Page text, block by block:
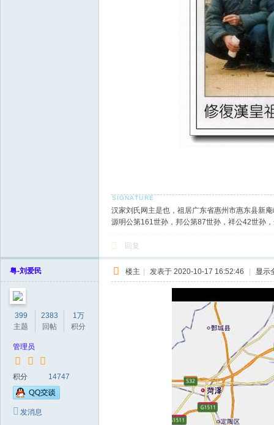
汉家刘氏网主是也，祖居广东省惠州市惠东县新
源明公第161世孙，邦公第87世孙，祥公42世孙
回复
粤-刘爱民
399
主题
2383
回帖
1万
积分
管理员
积分 14747
发消息
楼主 | 发表于 2020-10-17 16:52:46 | 显示